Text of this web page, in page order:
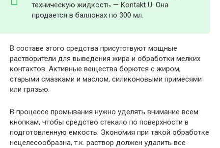
техническую жидкость — Kontakt U. Она
продается в баллонах по 300 мл.
В составе этого средства присутствуют мощные
растворители для выведения жира и обработки мелких
контактов. Активные вещества борются с жиром,
старыми смазками и маслом, силиконовыми примесями
или грязью.
В процессе промывания нужно уделять внимание всем
кнопкам, чтобы средство стекало по поверхности в
подготовленную емкость. Экономия при такой обработке
нецелесообразна, т.к. раствор должен удалить все